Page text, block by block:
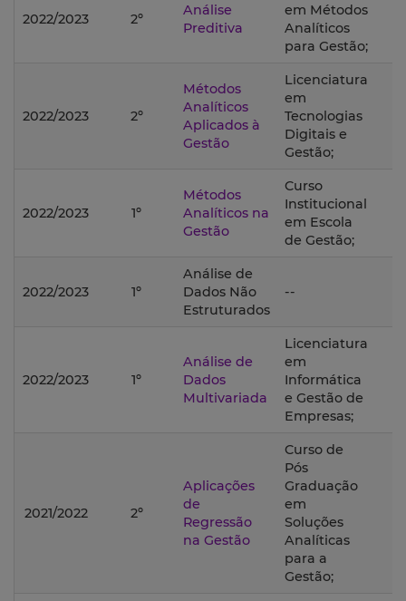
2022/2023 2º
Análise
Preditiva
em Métodos
Analíticos
para Gestão;
2022/2023 2º
Métodos
Analíticos
Aplicados à
Gestão
Licenciatura
em
Tecnologias
Digitais e
Gestão;
2022/2023 1º
Métodos
Analíticos na
Gestão
Curso
Institucional
em Escola
de Gestão;
2022/2023 1º
Análise de
Dados Não
Estruturados
--
2022/2023 1º
Análise de
Dados
Multivariada
Licenciatura
em
Informática
e Gestão de
Empresas;
2021/2022 2º
Aplicações
de
Regressão
na Gestão
Curso de
Pós
Graduação
em
Soluções
Analíticas
para a
Gestão;